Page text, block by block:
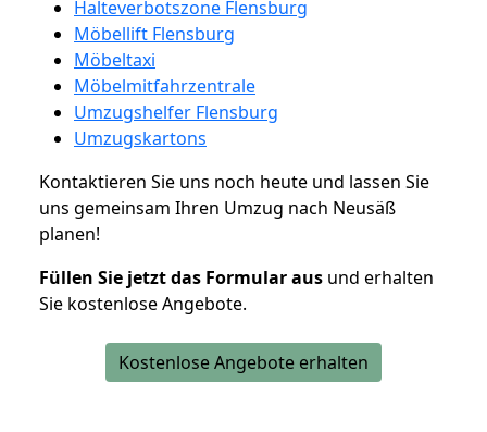
Halteverbotszone Flensburg
Möbellift Flensburg
Möbeltaxi
Möbelmitfahrzentrale
Umzugshelfer Flensburg
Umzugskartons
Kontaktieren Sie uns noch heute und lassen Sie
uns gemeinsam Ihren Umzug nach Neusäß
planen!
Füllen Sie jetzt das Formular aus und erhalten
Sie kostenlose Angebote.
Kostenlose Angebote erhalten